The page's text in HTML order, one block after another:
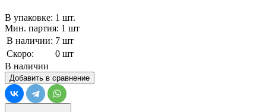
В упаковке: 1 шт.
Мин. партия: 1 шт
В наличии: 7 шт
Скоро:
0 шт
В наличии
Добавить в сравнение